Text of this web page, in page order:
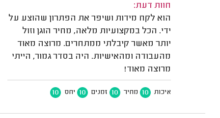
חוות דעת:
הוא לקח מידות ושיפר את הפתרון שהוצע על
ידי. הכל במקצועיות מלאה, מחיר הוגן וזול
יותר מאשר קיבלתי ממתחרים. מרוצה מאוד
מהעבודה ומהאישיות. היה בסדר גמור, הייתי
מרוצה מאוד!
איכות 10 מחיר 10 זמנים 10 יחס 10